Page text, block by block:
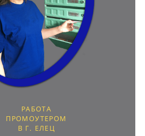
РАБОТА
ПРОМОУТЕРОМ
В Г. ЕЛЕЦ